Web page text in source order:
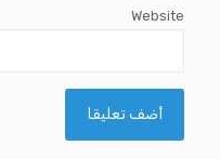
Website